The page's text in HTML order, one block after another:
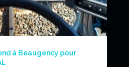
à Beaugency pour